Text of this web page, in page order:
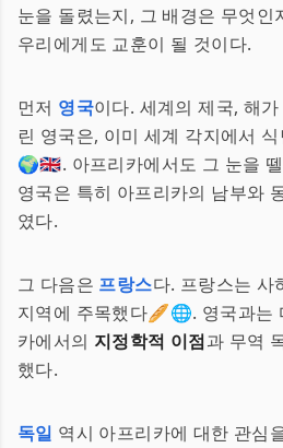
눈을 돌렸는지, 그 배경은 무엇인
우리에게도 교훈이 될 것이다.
먼저 영국이다. 세계의 제국, 해
린 영국은, 이미 세계 각지에서
🌍🇬🇧. 아프리카에서도 그 눈을
영국은 특히 아프리카의 남부와
였다.
그 다음은 프랑스다. 프랑스는 사
지역에 주목했다🥖🌐. 영국과는
카에서의 지정학적 이점과 무역
했다.
독일 역시 아프리카에 대한 관심